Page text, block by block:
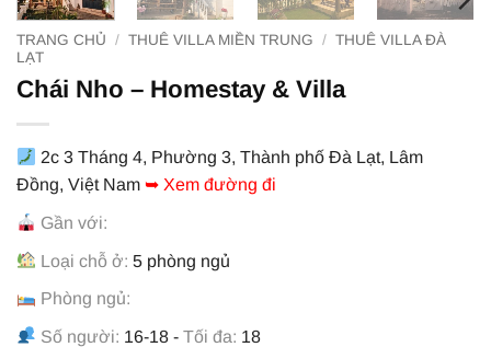
TRANG CHỦ / THUÊ VILLA MIỀN TRUNG / THUÊ VILLA ĐÀ
LẠT
Chái Nho – Homestay & Villa
2c 3 Tháng 4, Phường 3, Thành phố Đà Lạt, Lâm
Đồng, Việt Nam ➥ Xem đường đi
Gần với:
Loại chỗ ở: 5 phòng ngủ
Phòng ngủ:
Số người: 16-18 -Tối đa: 18